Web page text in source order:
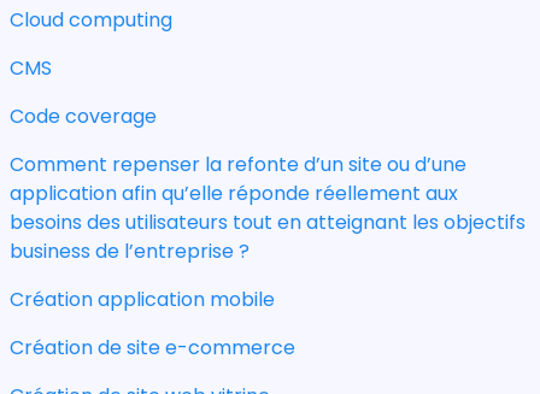
Cloud computing
CMS
Code coverage
Comment repenser la refonte d’un site ou d’une
application afin qu’elle réponde réellement aux
besoins des utilisateurs tout en atteignant les objectifs
business de l’entreprise ?
Création application mobile
Création de site e-commerce